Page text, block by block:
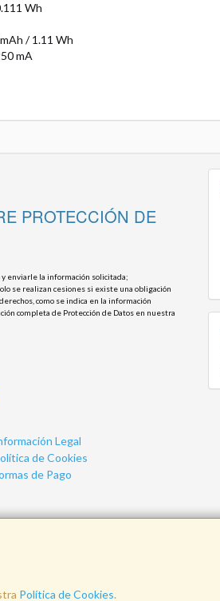
Wh
/ 1.11 Wh
mA
Política de Cookies.
PROTECCIÓN DE
enviarle la información solicitada;
se realizan cesiones si existe una obligación
como se indica en la información
completa de Protección de Datos en nuestra
Legal
de Cookies
de Pago